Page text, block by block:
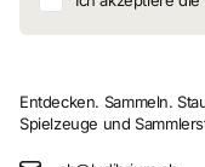
Entdecken. Sammeln.
Spielzeuge und